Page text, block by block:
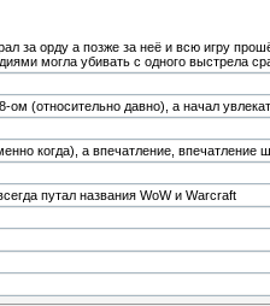
за орду а позже за неё и всю игру
могла убивать с одного выстрела
ом (относительно давно), а начал
когда), а впечатление, впечатление
путал названия WoW и Warcraft